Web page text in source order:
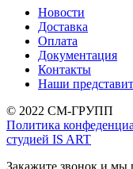
Новости
Доставка
Оплата
Документация
Контакты
Наши
© 2022 СМ-ГРУПП
Политика
студией IS ART
Закажите звонок и мы